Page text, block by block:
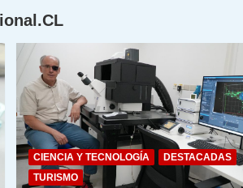
CIENCIA Y TECNOLOGÍA
DESTACADAS
TURISMO